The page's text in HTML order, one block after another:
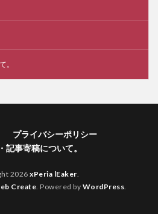
。
プライバシーポリシー
記事寄稿について。
2026xPeria lEaker.
Create. Powered by WordPress.